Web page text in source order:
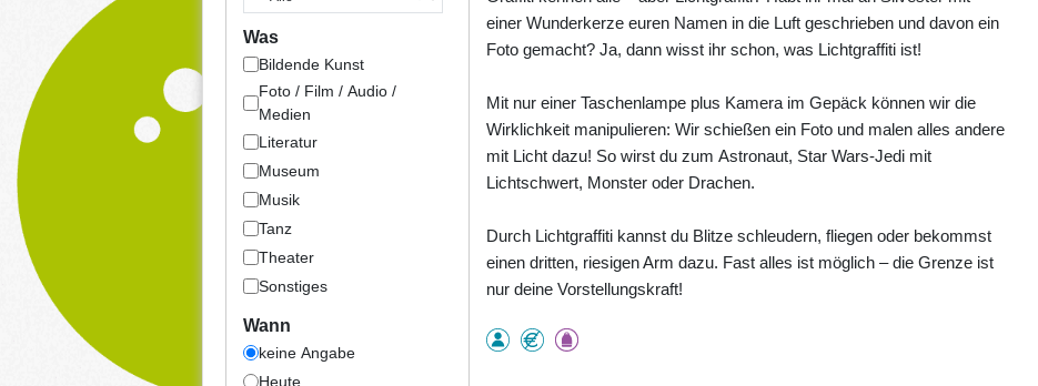
Was
Bildende Kunst
Foto / Film / Audio /
Medien
Literatur
Museum
Musik
Tanz
Theater
Sonstiges
Wann
keine Angabe
Heute
einer Wunderkerze euren Namen in die Luft geschrieben und davon ein
Foto gemacht? Ja, dann wisst ihr schon, was Lichtgraffiti ist!
Mit nur einer Taschenlampe plus Kamera im Gepäck können wir die
Wirklichkeit manipulieren: Wir schießen ein Foto und malen alles andere
mit Licht dazu! So wirst du zum Astronaut, Star Wars-Jedi mit
Lichtschwert, Monster oder Drachen.
Durch Lichtgraffiti kannst du Blitze schleudern, fliegen oder bekommst
einen dritten, riesigen Arm dazu. Fast alles ist möglich – die Grenze ist
nur deine Vorstellungskraft!